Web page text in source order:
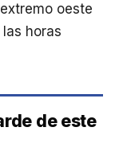
oeste
horas
de este